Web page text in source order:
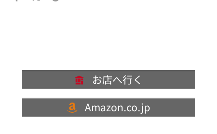
お店へ行く
Amazon.co.jp